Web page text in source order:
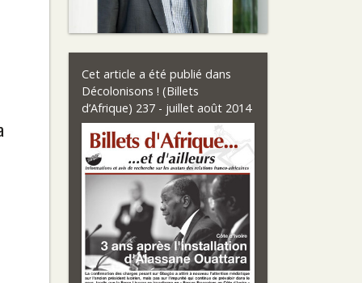
Cet article a été publié dans
Décolonisons ! (Billets
d’Afrique) 237 - juillet août 2014